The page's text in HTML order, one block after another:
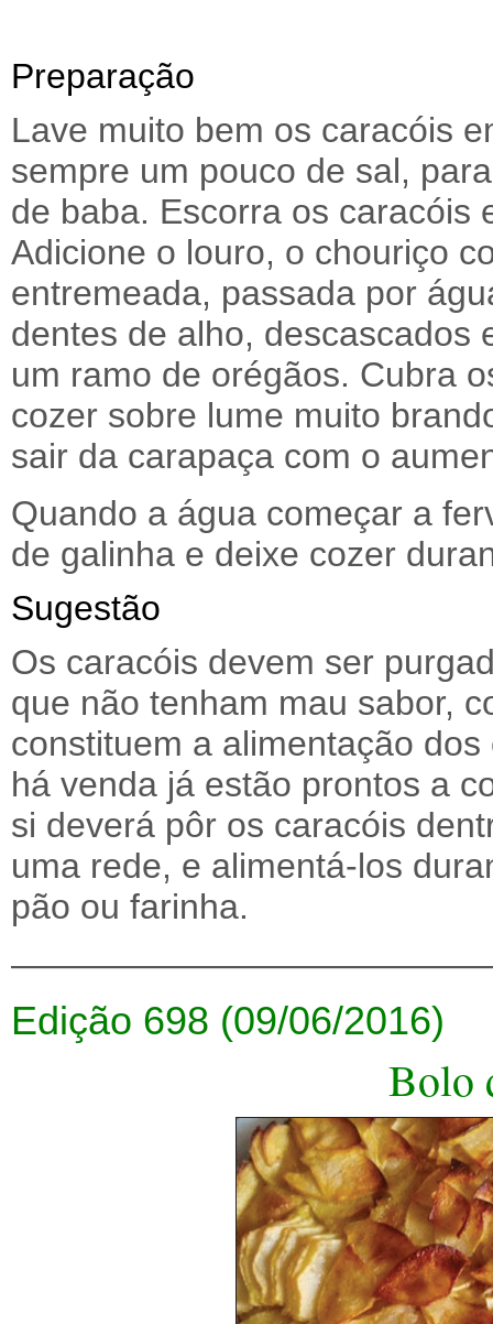
Preparação
Lave muito bem os caracóis
sempre um pouco de sal,
de baba. Escorra os caracóis
Adicione o louro, o chouriço
entremeada, passada por
dentes de alho, descascados
um ramo de orégãos. Cubra
cozer sobre lume muito
sair da carapaça com o
Quando a água começar a
de galinha e deixe cozer
Sugestão
Os caracóis devem ser
que não tenham mau sabor,
constituem a alimentação
há venda já estão prontos a
si deverá pôr os caracóis
uma rede, e alimentá-los
pão ou farinha.
Edição 698 (09/06/2016)
Bolo